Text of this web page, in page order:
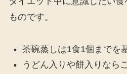
ものです。
茶碗蒸しは1食1個までを
うどん入りや餅入りなら